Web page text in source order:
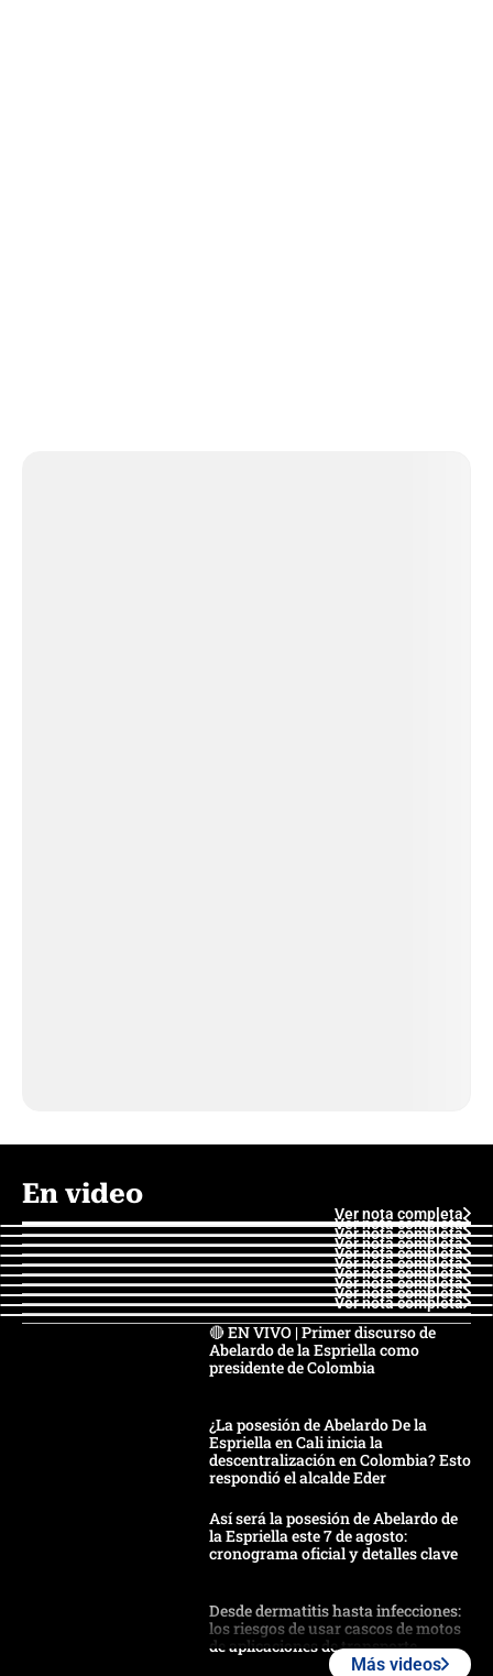
En video
Ver nota completa
Ver nota completa
Ver nota completa
Ver nota completa
Ver nota completa
Ver nota completa
Ver nota completa
Ver nota completa
Ver nota completa
Ver nota completa
🔴 EN VIVO | Primer discurso de
Abelardo de la Espriella como
presidente de Colombia
¿La posesión de Abelardo De la
Espriella en Cali inicia la
descentralización en Colombia? Esto
respondió el alcalde Eder
Así será la posesión de Abelardo de
la Espriella este 7 de agosto:
cronograma oficial y detalles clave
Desde dermatitis hasta infecciones:
los riesgos de usar cascos de motos
de aplicaciones de transporte
Más videos